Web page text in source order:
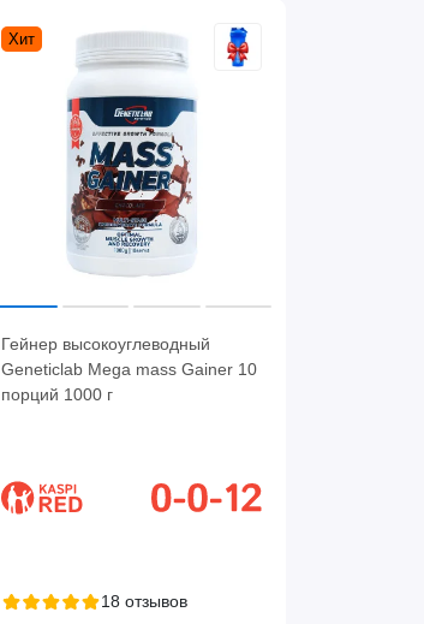
Хит
Гейнер высокоуглеводный
Geneticlab Mega mass Gainer 10
порций 1000 г
18 отзывов